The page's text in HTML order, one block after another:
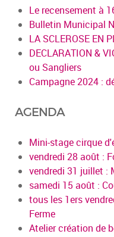
Le recensement à
Bulletin Municipal
LA SCLEROSE EN
DECLARATION &
ou Sangliers
Campagne 2024 :
AGENDA
Mini-stage cirque
vendredi 28 août :
vendredi 31 juillet :
samedi 15 août :
tous les 1ers
Ferme
Atelier création de